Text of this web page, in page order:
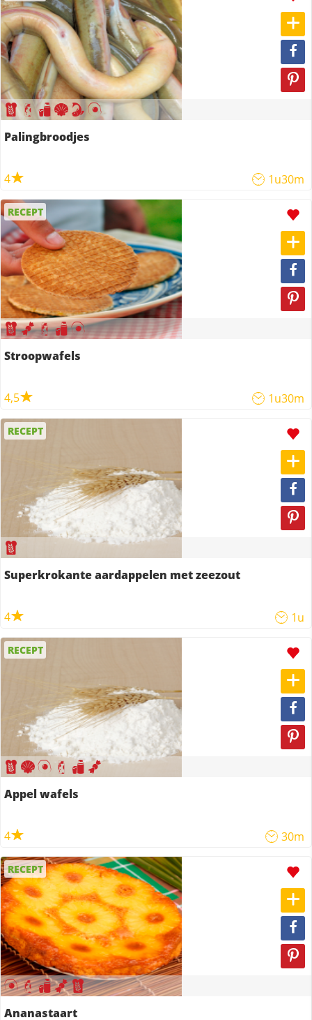
Palingbroodjes
4 1u30m
RECEPT
Stroopwafels
4,5 1u30m
RECEPT
Superkrokante aardappelen met zeezout
4 1u
RECEPT
Appel wafels
4 30m
RECEPT
Ananastaart